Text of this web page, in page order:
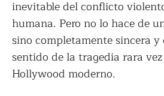
inevitable del conflicto
humana. Pero no lo hace de
sino completamente sincera
sentido de la tragedia rara
Hollywood moderno.